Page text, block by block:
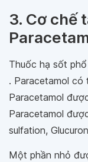
3. Cơ chế
Thuốc hạ sốt
. Paracetamol có
Paracetamol
Paracetamol
sulfation,
Một phần nhỏ